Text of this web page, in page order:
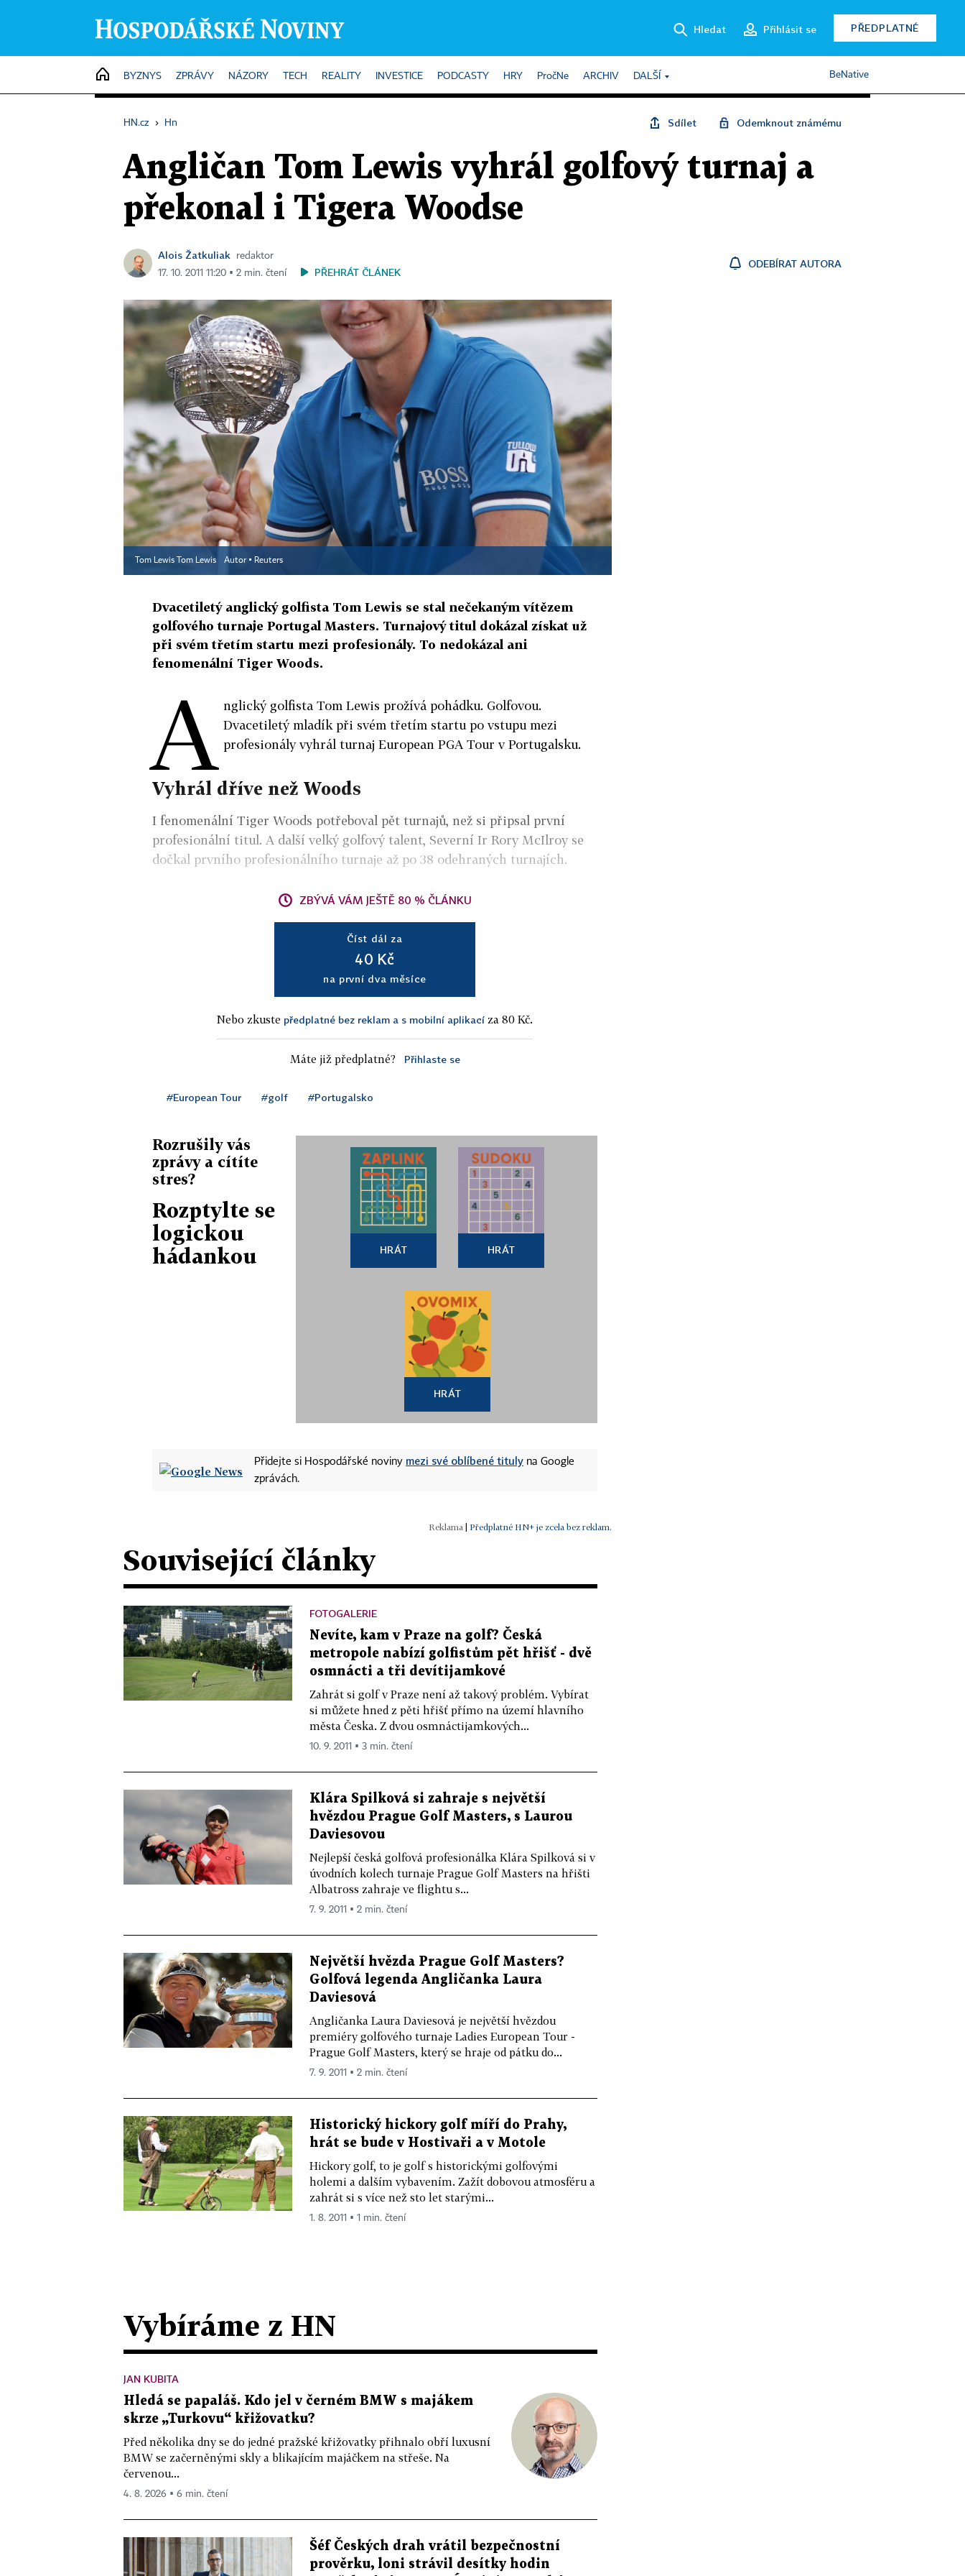
Hledat Přihlásit se PŘEDPLATNÉ
HOME
BYZNYS ZPRÁVY NÁZORY TECH REALITY INVESTICE PODCASTY HRY PročNe ARCHIV DALŠÍ BeNative
HN.cz › Hn Sdílet Odemknout známému
Angličan Tom Lewis vyhrál golfový turnaj a
překonal i Tigera Woodse
Alois Žatkuliak
redaktor
17. 10. 2011 11:20 ▪ 2 min. čtení
PŘEHRÁT ČLÁNEK
ODEBÍRAT AUTORA
Tom Lewis Tom Lewis Autor ▪ Reuters
Dvacetiletý anglický golfista Tom Lewis se stal nečekaným vítězem
golfového turnaje Portugal Masters. Turnajový titul dokázal získat už
při svém třetím startu mezi profesionály. To nedokázal ani
fenomenální Tiger Woods.
A nglický golfista Tom Lewis prožívá pohádku. Golfovou.
Dvacetiletý mladík při svém třetím startu po vstupu mezi
profesionály vyhrál turnaj European PGA Tour v Portugalsku.
Vyhrál dříve než Woods
I fenomenální Tiger Woods potřeboval pět turnajů, než si připsal první
profesionální titul. A další velký golfový talent, Severní Ir Rory McIlroy se
dočkal prvního profesionálního turnaje až po 38 odehraných turnajích.
ZBÝVÁ VÁM JEŠTĚ 80 % ČLÁNKU
Číst dál za
40 Kč
na první dva měsíce
Nebo zkuste předplatné bez reklam a s mobilní aplikací za 80 Kč.
Máte již předplatné? Přihlaste se
#European Tour #golf #Portugalsko
Rozrušily vás
zprávy a cítíte
stres?
Rozptylte se
logickou
hádankou
HRÁT HRÁT
HRÁT
Přidejte si Hospodářské noviny mezi své oblíbené tituly na Google
zprávách.
| Předplatné HN+ je zcela bez reklam.
Související články
FOTOGALERIE
Nevíte, kam v Praze na golf? Česká
metropole nabízí golfistům pět hřišť - dvě
osmnácti a tři devítijamkové
Zahrát si golf v Praze není až takový problém. Vybírat
si můžete hned z pěti hřišť přímo na území hlavního
města Česka. Z dvou osmnáctijamkových...
10. 9. 2011 ▪ 3 min. čtení
Klára Spilková si zahraje s největší
hvězdou Prague Golf Masters, s Laurou
Daviesovou
Nejlepší česká golfová profesionálka Klára Spilková si v
úvodních kolech turnaje Prague Golf Masters na hřišti
Albatross zahraje ve flightu s...
7. 9. 2011 ▪ 2 min. čtení
Největší hvězda Prague Golf Masters?
Golfová legenda Angličanka Laura
Daviesová
Angličanka Laura Daviesová je největší hvězdou
premiéry golfového turnaje Ladies European Tour -
Prague Golf Masters, který se hraje od pátku do...
7. 9. 2011 ▪ 2 min. čtení
Historický hickory golf míří do Prahy,
hrát se bude v Hostivaři a v Motole
Hickory golf, to je golf s historickými golfovými
holemi a dalším vybavením. Zažít dobovou atmosféru a
zahrát si s více než sto let starými...
1. 8. 2011 ▪ 1 min. čtení
Vybíráme z HN
JAN KUBITA
Hledá se papaláš. Kdo jel v černém BMW s majákem
skrze „Turkovu“ křižovatku?
Před několika dny se do jedné pražské křižovatky přihnalo obří luxusní
BMW se začerněnými skly a blikajícím majáčkem na střeše. Na
červenou...
4. 8. 2026 ▪ 6 min. čtení
Šéf Českých drah vrátil bezpečnostní
prověrku, loni strávil desítky hodin